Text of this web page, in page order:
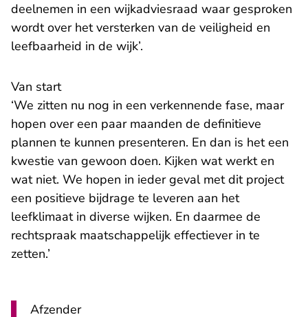
deelnemen in een wijkadviesraad waar gesproken
wordt over het versterken van de veiligheid en
leefbaarheid in de wijk’.
Van start
‘We zitten nu nog in een verkennende fase, maar
hopen over een paar maanden de definitieve
plannen te kunnen presenteren. En dan is het een
kwestie van gewoon doen. Kijken wat werkt en
wat niet. We hopen in ieder geval met dit project
een positieve bijdrage te leveren aan het
leefklimaat in diverse wijken. En daarmee de
rechtspraak maatschappelijk effectiever in te
zetten.’
Afzender